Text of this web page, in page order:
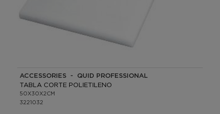
ACCESSORIES - QUID PROFESSIONAL
TABLA CORTE POLIETILENO
50X30X2CM
3221032